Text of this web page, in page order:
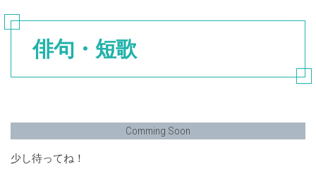
俳句・短歌
Comming Soon
少し待ってね！